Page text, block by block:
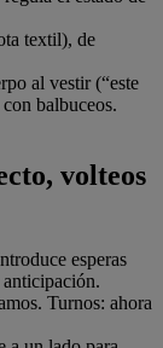
textil), de
al vestir (“este
balbuceos.
volteos
esperas
Turnos: ahora